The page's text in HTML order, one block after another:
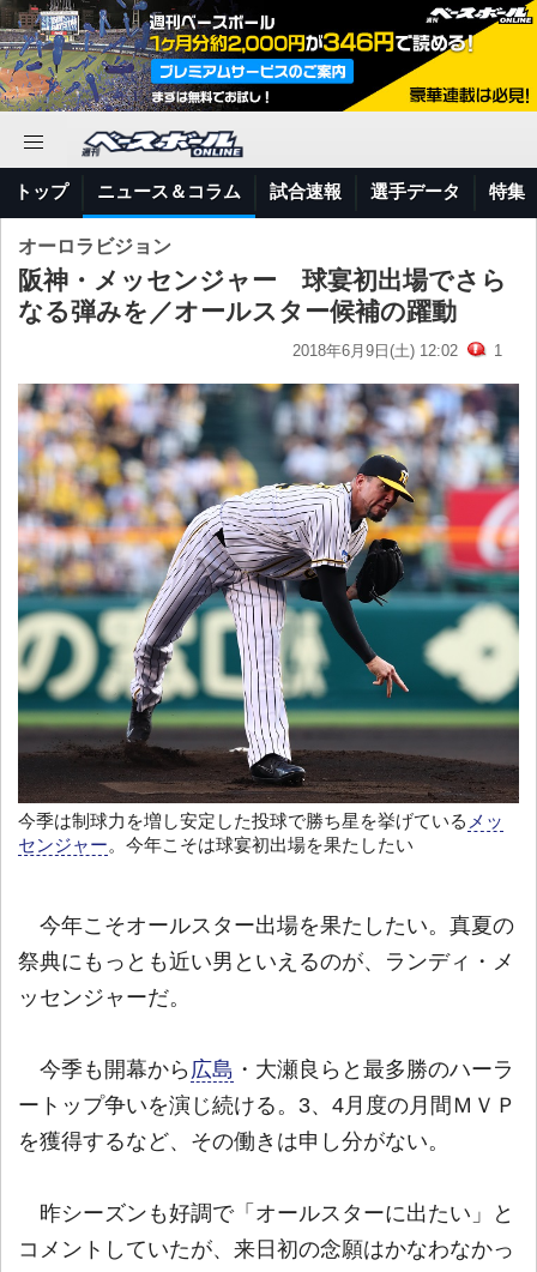
トップ ニュース＆コラム 試合速報 選手データ 特集
オーロラビジョン
阪神・メッセンジャー 球宴初出場でさら
なる弾みを／オールスター候補の躍動
2018年6月9日(土) 12:02 1
今季は制球力を増し安定した投球で勝ち星を挙げている メッ
センジャー。今年こそは球宴初出場を果たしたい
今年こそオールスター出場を果たしたい。真夏の
祭典にもっとも近い男といえるのが、ランディ・メ
ッセンジャーだ。
今季も開幕から 広島 ・大瀬良らと最多勝のハーラ
ートップ争いを演じ続ける。3、4月度の月間ＭＶＰ
を獲得するなど、その働きは申し分がない。
昨シーズンも好調で「オールスターに出たい」と
コメントしていたが、来日初の念願はかなわなかっ